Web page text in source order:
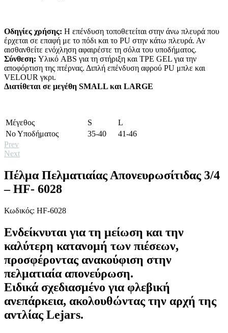
Οδηγίες χρήσης: Η επένδυση τοποθετείται στην άνω πλευρά που
έρχεται σε επαφή με το πόδι και το PU στην κάτω πλευρά. Αν
αισθανθείτε ενόχληση αφαιρέστε τη σόλα του υποδήματος.
Σύνθεση: Υλικό ABS για τη στήριξη και TPE GEL για την
αποφόρτιση της πτέρνας. Διπλή επένδυση αφρού PU μπλε και
VELOUR γκρι.
Διατίθεται σε μεγέθη SMALL και LARGE
Μέγεθος S
L
Νο Υποδήματος
35-40
41-46
Prev
Next
Πέλμα Πελματιαίας Απονευρωσίτιδας 3/4
– HF- 6028
Κωδικός: HF-6028
Ενδείκνυται για τη μείωση και την
καλύτερη κατανομή των πιέσεων,
προσφέροντας ανακούφιση στην
πελματιαία απονεύρωση.
Ειδικά σχεδιασμένο γιαφλεβική
ανεπάρκεια, ακολουθώντας την αρχή της
αντλίας Lejars.